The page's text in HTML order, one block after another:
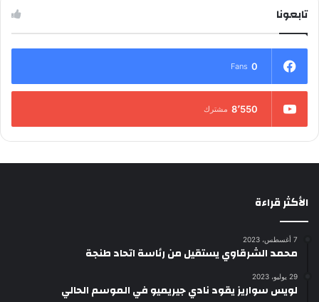
تابعونا
0
Fans
8٬550 مشترك
الأكثر قراءة
7 أغسطس، 2023
محمد الشرقاوي يستقيل من رئاسة اتحاد طنجة
29 يوليو، 2023
لويس سواريز يقود نادي جيريميو في الموسم الحالي